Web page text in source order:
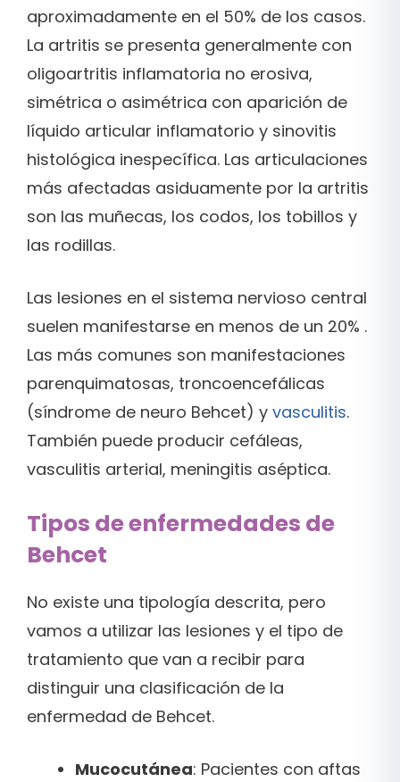
aproximadamente en el 50% de los casos.
La artritis se presenta generalmente con
oligoartritis inflamatoria no erosiva,
simétrica o asimétrica con aparición de
líquido articular inflamatorio y sinovitis
histológica inespecífica. Las articulaciones
más afectadas asiduamente por la artritis
son las muñecas, los codos, los tobillos y
las rodillas.
Las lesiones en el sistema nervioso central
suelen manifestarse en menos de un 20% .
Las más comunes son manifestaciones
parenquimatosas, troncoencefálicas
(síndrome de neuro Behcet) y vasculitis.
También puede producir cefáleas,
vasculitis arterial, meningitis aséptica.
Tipos de enfermedades de
Behcet
No existe una tipología descrita, pero
vamos a utilizar las lesiones y el tipo de
tratamiento que van a recibir para
distinguir una clasificación de la
enfermedad de Behcet.
Mucocutánea: Pacientes con aftas